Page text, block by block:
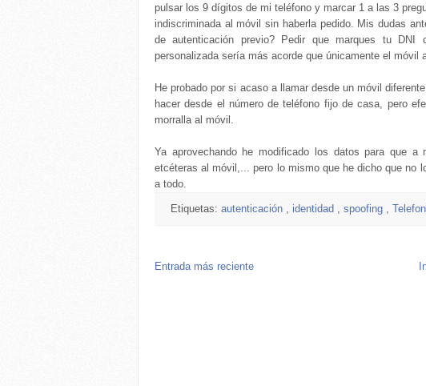
pulsar los 9 dígitos de mi teléfono y marcar 1 a las 3
indiscriminada al móvil sin haberla pedido. Mis dudas
de autenticación previo? Pedir que marques tu
personalizada sería más acorde que únicamente el
He probado por si acaso a llamar desde un móvil
hacer desde el número de teléfono fijo de casa, pero
morralla al móvil.
Ya aprovechando he modificado los datos para que
etcéteras al móvil,... pero lo mismo que he dicho que no
a todo.
Etiquetas: autenticación , identidad , spoofing ,
Entrada más reciente